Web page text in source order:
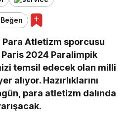
Beğen
Para Atletizm sporcusu
2024 Paralimpik
temsil edecek olan milli
alıyor. Hazırlıklarını
para atletizm dalında